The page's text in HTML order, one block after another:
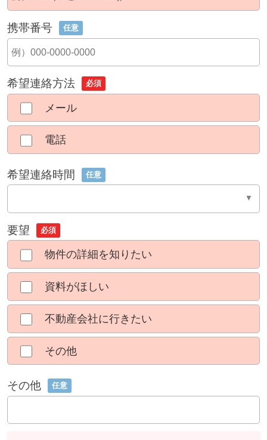
携帯番号 任意
希望連絡方法 必須
メール
電話
希望連絡時間 任意
要望 必須
物件の詳細を知りたい
資料がほしい
不動産会社に行きたい
その他
その他 任意